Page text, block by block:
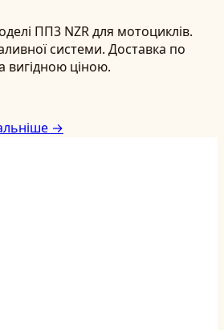
ПП3 NZR для мотоциклів.
системи. Доставка по
вигідною ціною.
→